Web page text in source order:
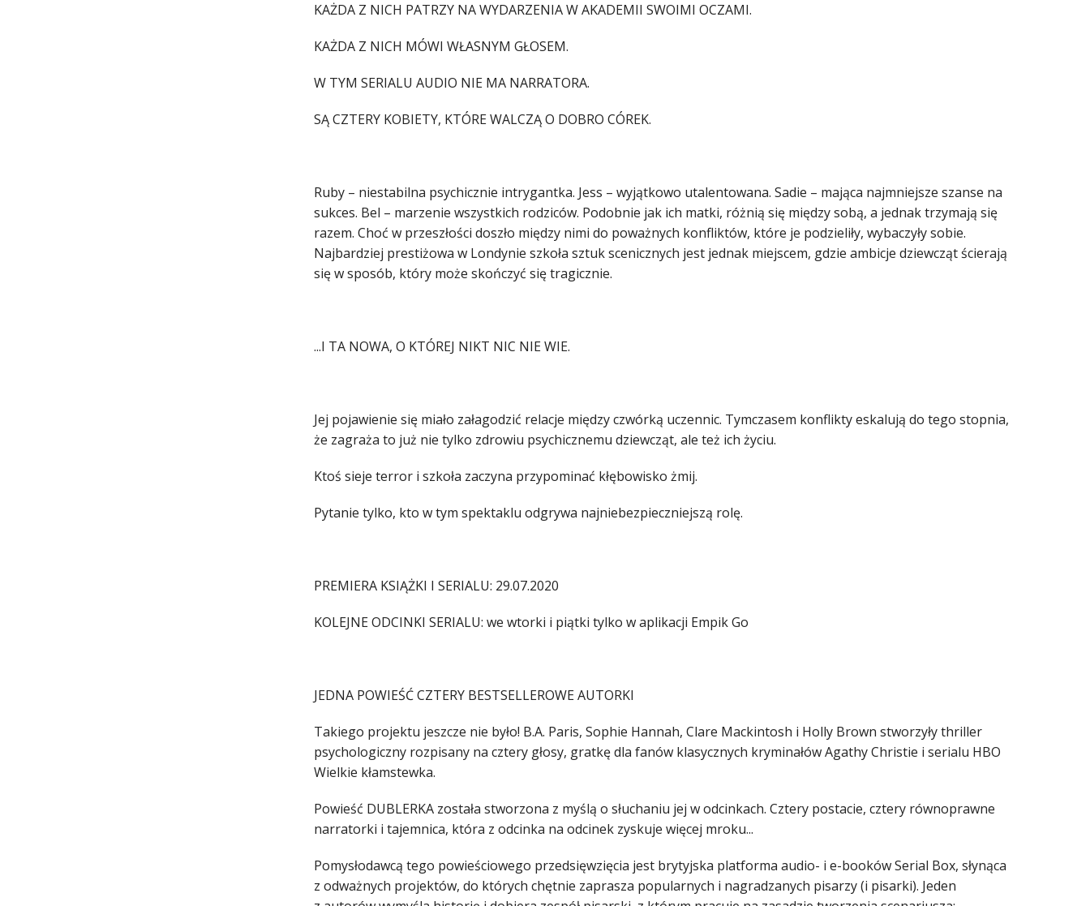
KAŻDA Z NICH PATRZY NA WYDARZENIA W AKADEMII SWOIMI OCZAMI.
KAŻDA Z NICH MÓWI WŁASNYM GŁOSEM.
W TYM SERIALU AUDIO NIE MA NARRATORA.
SĄ CZTERY KOBIETY, KTÓRE WALCZĄ O DOBRO CÓREK.
Ruby – niestabilna psychicznie intrygantka. Jess – wyjątkowo utalentowana. Sadie – mająca najmniejsze szanse na
sukces. Bel – marzenie wszystkich rodziców. Podobnie jak ich matki, różnią się między sobą, a jednak trzymają się
razem. Choć w przeszłości doszło między nimi do poważnych konfliktów, które je podzieliły, wybaczyły sobie.
Najbardziej prestiżowa w Londynie szkoła sztuk scenicznych jest jednak miejscem, gdzie ambicje dziewcząt ścierają
się w sposób, który może skończyć się tragicznie.
...I TA NOWA, O KTÓREJ NIKT NIC NIE WIE.
Jej pojawienie się miało załagodzić relacje między czwórką uczennic. Tymczasem konflikty eskalują do tego stopnia,
że zagraża to już nie tylko zdrowiu psychicznemu dziewcząt, ale też ich życiu.
Ktoś sieje terror i szkoła zaczyna przypominać kłębowisko żmij.
Pytanie tylko, kto w tym spektaklu odgrywa najniebezpieczniejszą rolę.
PREMIERA KSIĄŻKI I SERIALU: 29.07.2020
KOLEJNE ODCINKI SERIALU: we wtorki i piątki tylko w aplikacji Empik Go
JEDNA POWIEŚĆ CZTERY BESTSELLEROWE AUTORKI
Takiego projektu jeszcze nie było! B.A. Paris, Sophie Hannah, Clare Mackintosh i Holly Brown stworzyły thriller
psychologiczny rozpisany na cztery głosy, gratkę dla fanów klasycznych kryminałów Agathy Christie i serialu HBO
Wielkie kłamstewka.
Powieść DUBLERKA została stworzona z myślą o słuchaniu jej w odcinkach. Cztery postacie, cztery równoprawne
narratorki i tajemnica, która z odcinka na odcinek zyskuje więcej mroku...
Pomysłodawcą tego powieściowego przedsięwzięcia jest brytyjska platforma audio- i e-booków Serial Box, słynąca
z odważnych projektów, do których chętnie zaprasza popularnych i nagradzanych pisarzy (i pisarki). Jeden